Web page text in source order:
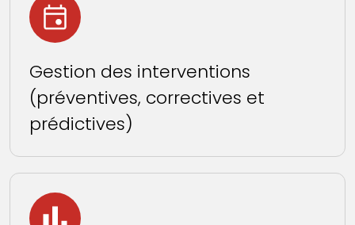
Gestion des interventions
(préventives, correctives et
prédictives)